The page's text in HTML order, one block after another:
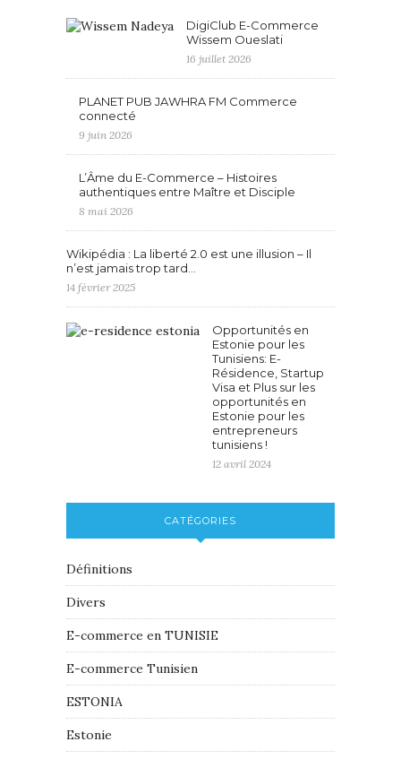
DigiClub E-Commerce
Wissem Oueslati
16 juillet 2026
PLANET PUB JAWHRA FM Commerce
connecté
9 juin 2026
L’Âme du E-Commerce – Histoires
authentiques entre Maître et Disciple
8 mai 2026
Wikipédia : La liberté 2.0 est une illusion – Il
n’est jamais trop tard…
14 février 2025
Opportunités en
Estonie pour les
Tunisiens: E-
Résidence, Startup
Visa et Plus sur les
opportunités en
Estonie pour les
entrepreneurs
tunisiens !
12 avril 2024
CATÉGORIES
Définitions
Divers
E-commerce en TUNISIE
E-commerce Tunisien
ESTONIA
Estonie